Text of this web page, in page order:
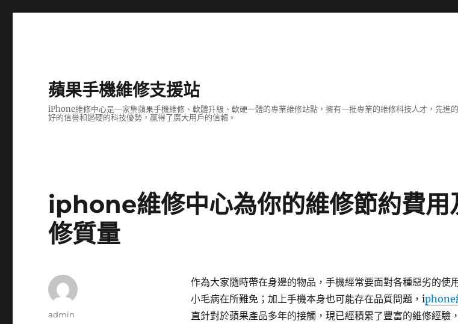
蘋果手機維修支援站
iPhone維修中心是一家集蘋果手機維修、軟體升級、軟硬一體的專業維修站點，擁有一批專業的維修科技人才，先
好的信譽和過硬的科技優勢，贏得了廣大用戶的信賴。
iphone維修中心為你的維修節約費用
修質量
作為大家隨時帶在身邊的物品，手機經常要面對各種惡劣的使
小毛病在所難免；加上手機本身也可能存在品質問題，iphone
直針對於蘋果產品多年的接觸，現已經積累了豐富的維修經驗
作
admin